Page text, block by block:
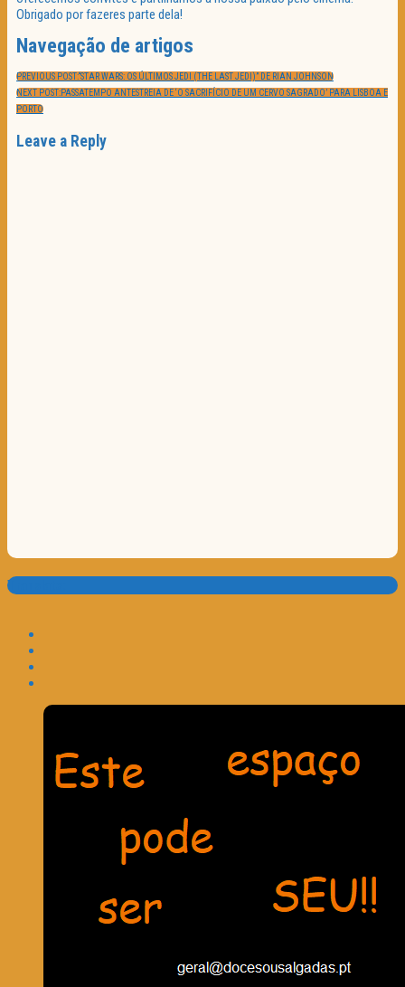
Obrigado por fazeres parte dela!
Navegação de artigos
PREVIOUS POST:“STAR WARS: OS ÚLTIMOS JEDI (THE LAST JEDI)” DE RIAN JOHNSON
NEXT POST:PASSATEMPO ANTESTREIA DE ‘O SACRIFÍCIO DE UM CERVO SAGRADO’ PARA LISBOA E
PORTO
Leave a Reply
Translate: